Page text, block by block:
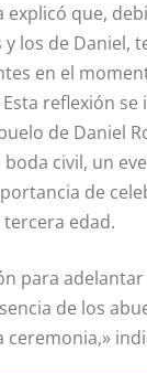
explicó que,
los de Daniel,
en el
reflexión se
de Daniel
civil, un
de
edad.
para
de los
ceremonia,»